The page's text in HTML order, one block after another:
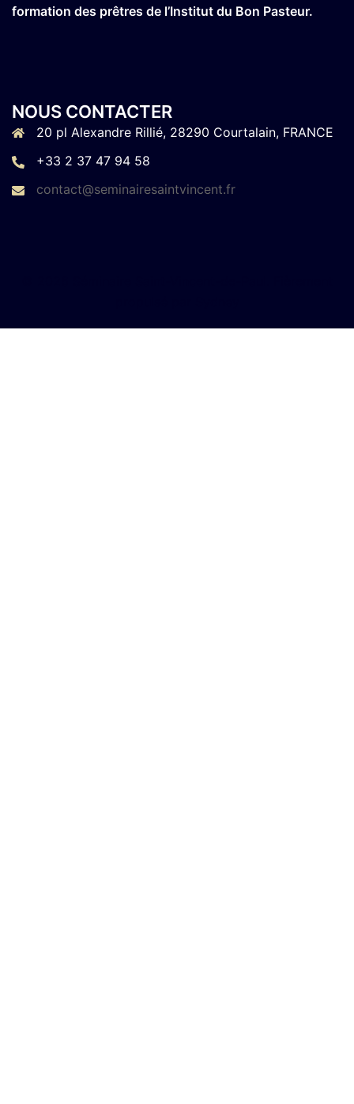
formation des prêtres de l’Institut du Bon Pasteur.
NOUS CONTACTER
20 pl Alexandre Rillié, 28290 Courtalain, FRANCE
+33 2 37 47 94 58
contact@seminairesaintvincent.fr